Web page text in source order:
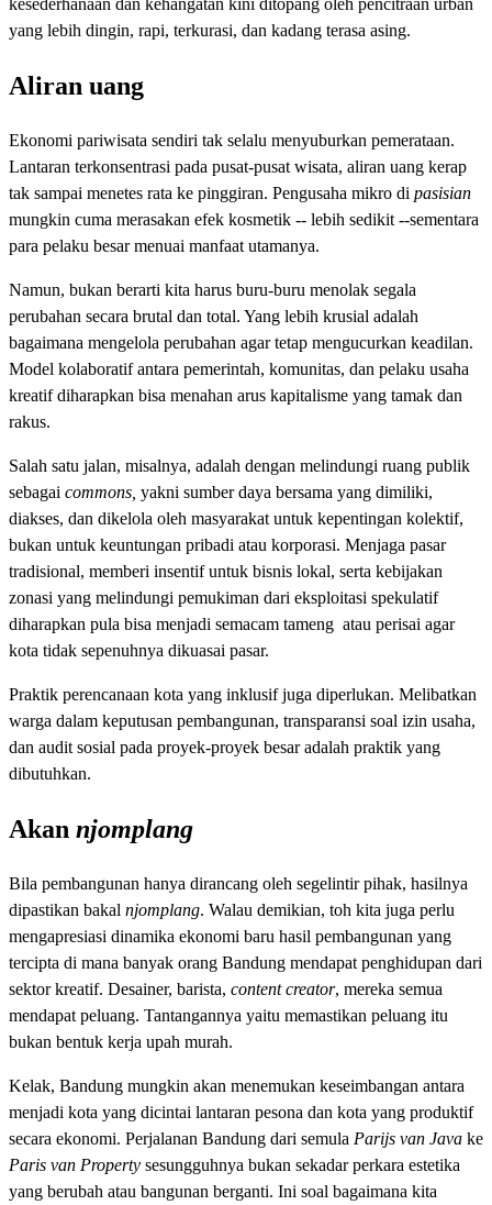
kesederhanaan dan kehangatan kini ditopang oleh pencitraan urban
yang lebih dingin, rapi, terkurasi, dan kadang terasa asing.
Aliran uang
Ekonomi pariwisata sendiri tak selalu menyuburkan pemerataan.
Lantaran terkonsentrasi pada pusat-pusat wisata, aliran uang kerap
tak sampai menetes rata ke pinggiran. Pengusaha mikro di pasisian
mungkin cuma merasakan efek kosmetik -- lebih sedikit --sementara
para pelaku besar menuai manfaat utamanya.
Namun, bukan berarti kita harus buru-buru menolak segala
perubahan secara brutal dan total. Yang lebih krusial adalah
bagaimana mengelola perubahan agar tetap mengucurkan keadilan.
Model kolaboratif antara pemerintah, komunitas, dan pelaku usaha
kreatif diharapkan bisa menahan arus kapitalisme yang tamak dan
rakus.
Salah satu jalan, misalnya, adalah dengan melindungi ruang publik
sebagai commons, yakni sumber daya bersama yang dimiliki,
diakses, dan dikelola oleh masyarakat untuk kepentingan kolektif,
bukan untuk keuntungan pribadi atau korporasi. Menjaga pasar
tradisional, memberi insentif untuk bisnis lokal, serta kebijakan
zonasi yang melindungi pemukiman dari eksploitasi spekulatif
diharapkan pula bisa menjadi semacam tameng atau perisai agar
kota tidak sepenuhnya dikuasai pasar.
Praktik perencanaan kota yang inklusif juga diperlukan. Melibatkan
warga dalam keputusan pembangunan, transparansi soal izin usaha,
dan audit sosial pada proyek-proyek besar adalah praktik yang
dibutuhkan.
Akan njomplang
Bila pembangunan hanya dirancang oleh segelintir pihak, hasilnya
dipastikan bakal njomplang. Walau demikian, toh kita juga perlu
mengapresiasi dinamika ekonomi baru hasil pembangunan yang
tercipta di mana banyak orang Bandung mendapat penghidupan dari
sektor kreatif. Desainer, barista, content creator, mereka semua
mendapat peluang. Tantangannya yaitu memastikan peluang itu
bukan bentuk kerja upah murah.
Kelak, Bandung mungkin akan menemukan keseimbangan antara
menjadi kota yang dicintai lantaran pesona dan kota yang produktif
secara ekonomi. Perjalanan Bandung dari semula Parijs van Java ke
Paris van Property sesungguhnya bukan sekadar perkara estetika
yang berubah atau bangunan berganti. Ini soal bagaimana kita